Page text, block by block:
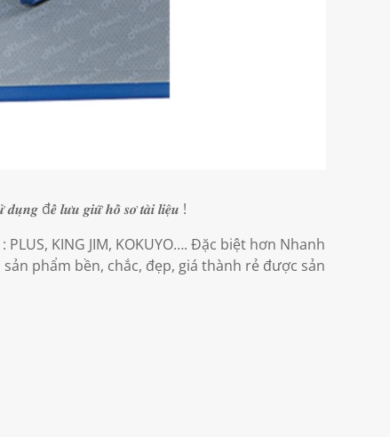
đ𝒆̂̉ 𝒍𝒖̛𝒖 𝒈𝒊𝒖̛̃ 𝒉𝒐̂̀ 𝒔𝒐̛ 𝒕𝒂̀𝒊 𝒍𝒊𝒆̣̂𝒖 !
KING JIM, KOKUYO…. Đặc biệt hơn Nhanh
phẩm bền, chắc, đẹp, giá thành rẻ được sản